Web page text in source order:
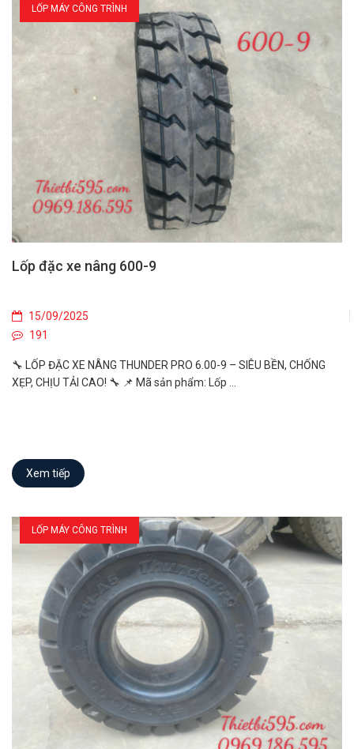
LỐP MÁY CÔNG TRÌNH
Lốp đặc xe nâng 600-9
15/09/2025
191
🔧 LỐP ĐẶC XE NÂNG THUNDER PRO 6.00-9 – SIÊU BỀN, CHỐNG
XẸP, CHỊU TẢI CAO! 🔧 📌 Mã sản phẩm: Lốp ...
Xem tiếp
LỐP MÁY CÔNG TRÌNH